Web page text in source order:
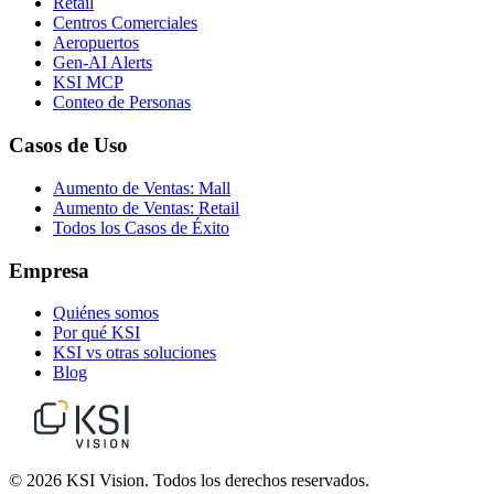
Centros Comerciales
Aeropuertos
Gen-AI Alerts
KSI MCP
Conteo de Personas
Casos de Uso
Aumento de Ventas: Mall
Aumento de Ventas: Retail
Todos los Casos de Éxito
Empresa
Quiénes somos
Por qué KSI
KSI vs otras soluciones
Blog
© 2026 KSI Vision. Todos los derechos reservados.